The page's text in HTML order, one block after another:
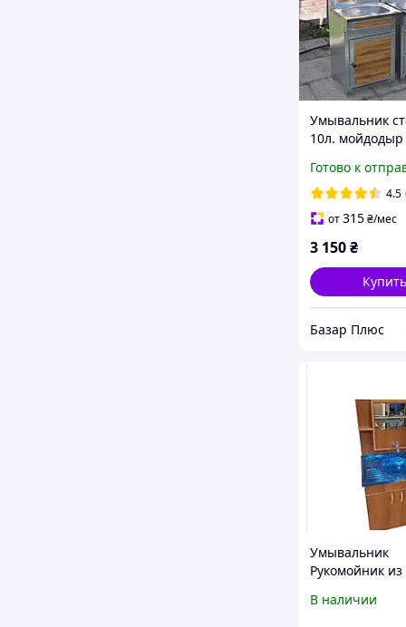
Умывальник
10л. мойдодыр
Готово к
4.5
от315₴/мес
3 150₴
Купить
Базар Плюс
Умывальник
Рукомойник
В наличии